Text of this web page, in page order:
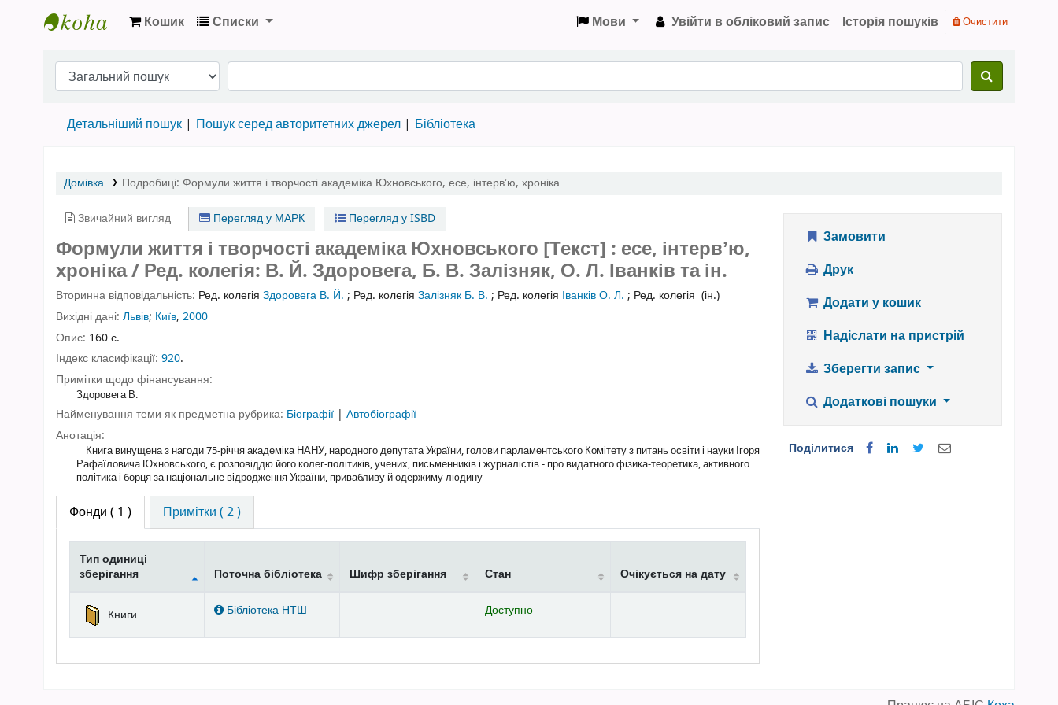
Кошик Списки Мови Увійти в обліковий запис Історія пошуків Очистити
Детальніший пошук Пошук серед авторитетних джерел Бібліотека
Домівка Подробиці: Формули життя і творчості академіка Юхновського, есе, інтервʼю, хроніка
Звичайний вигляд Перегляд у МАРК Перегляд у ISBD
Формули життя і творчості академіка Юхновського [Текст] : есе, інтервʼю,
хроніка / Ред. колегія: В. Й. Здоровега, Б. В. Залізняк, О. Л. Іванків та ін.
Вторинна відповідальність: Ред. колегія Здоровега В. Й. ; Ред. колегія Залізняк Б. В. ; Ред. колегія Іванків О. Л. ; Ред. колегія (ін.)
Вихідні дані: Львів; Київ, 2000
Опис: 160 с.
Індекс класифікації: 920.
Примітки щодо фінансування:
Здоровега В.
Найменування теми як предметна рубрика: Біографії | Автобіографії
Анотація:
Книга винущена з нагоди 75-річчя академіка НАНУ, народного депутата України, голови парламентського Комітету з питань освіти і науки Ігоря
Рафаїловича Юхновського, є розповіддю його колег-політиків, учених, письменників і журналістів - про видатного фізика-теоретика, активного
політика і борця за національне відродження України, привабливу й одержиму людину
Фонди ( 1 ) Примітки ( 2 )
Тип одиниці
зберігання
Поточна бібліотека Шифр зберігання Стан Очікується на дату
Книги Бібліотека НТШ Доступно
Замовити
Друк
Додати у кошик
Надіслати на пристрій
Зберегти запис
Додаткові пошуки
Поділитися